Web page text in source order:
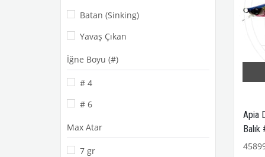
Batan (Sinking)
Yavaş Çıkan
İğne Boyu (#)
# 4
# 6
Max Atar
7 gr
Apia